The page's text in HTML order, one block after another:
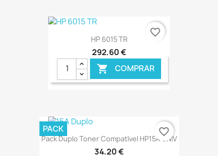
HP 6015 TR
292,60 €
 COMPRAR
€ ONLINE
favorite_border
Pack Duplo Toner Compatível HP15A UNIV
34,20 €
PACK favorite_border